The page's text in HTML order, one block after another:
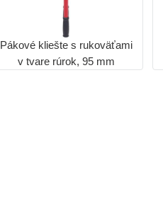
Pákové kliešte s rukoväťami
v tvare rúrok, 95 mm